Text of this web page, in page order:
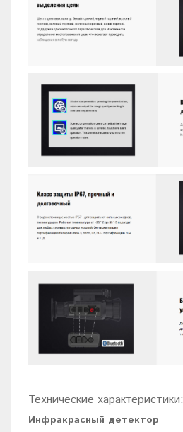
Технические характеристики:
Инфракрасный детектор